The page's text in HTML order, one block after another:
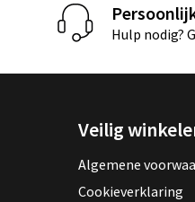
Hulp nodig?
Veilig
Algemene
Cookieverklaring